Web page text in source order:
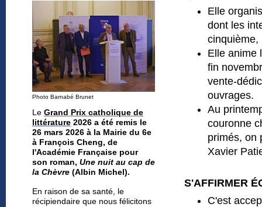
Photo Barnabé Brunet
Le Grand Prix catholique de
littérature 2026 a été remis le
26 mars 2026 à la Mairie du 6e
à François Cheng, de
l'Académie Française pour
son roman, Une nuit au cap de
la Chèvre (Albin Michel).
En raison de sa santé, le
récipiendaire que nous félicitons
Elle
dont les
cinquième,
Elle anime
fin
vente-
ouvrages.
Au
couronne
primés, on
Xavier
S'AFFIRMER
C'est